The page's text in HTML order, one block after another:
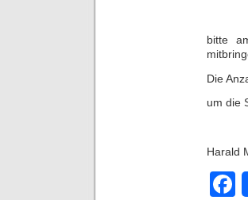
bitte
Die
um die
Harald